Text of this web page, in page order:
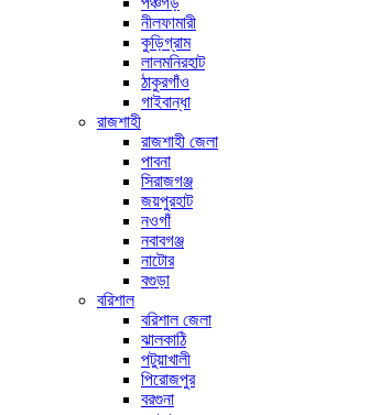
নীলফামারী
কুড়িগ্রাম
লালমনিরহাট
ঠাকুরগাঁও
গাইবান্ধা
রাজশাহী
রাজশাহী জেলা
পাবনা
সিরাজগঞ্জ
জয়পুরহাট
নওগাঁ
নবাবগঞ্জ
নাটোর
বগুড়া
বরিশাল
বরিশাল জেলা
ঝালকাঠি
পটুয়াখালী
পিরোজপুর
বরগুনা